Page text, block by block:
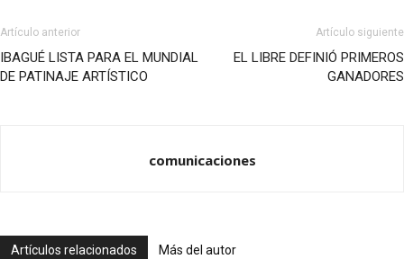
Artículo anterior
IBAGUÉ LISTA PARA EL MUNDIAL
DE PATINAJE ARTÍSTICO
Artículo siguiente
EL LIBRE DEFINIÓ PRIMEROS
GANADORES
comunicaciones
Artículos relacionados Más del autor